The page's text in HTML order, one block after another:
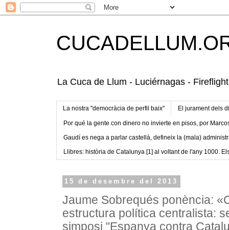
La Cuca de Llum - Luciérnagas -
La nostra "democràcia de perfil baix" El jurament dels
Por qué la gente con dinero no invierte en pisos, por
Gaudí es nega a parlar castellà, defineix la (mala)
Llibres: història de Catalunya [1] al voltant de l'any 1000.
15 de desembre del 2013
Jaume Sobrequés ponència:
estructura política centralista:
simposi "Espanya contra